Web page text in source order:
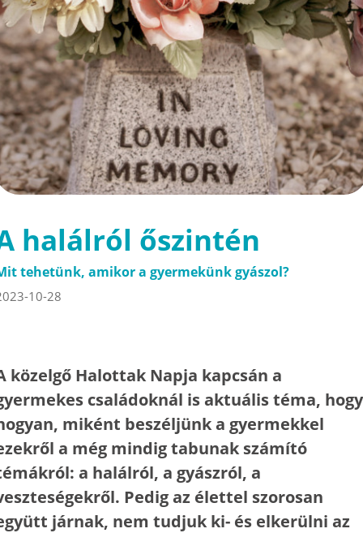
halálról őszintén
tehetünk, amikor a gyermekünk gyászol?
10-28
közelgő Halottak Napja kapcsán a
családoknál is aktuális téma, hogy
miként beszéljünk a gyermekkel
a még mindig tabunak számító
a halálról, a gyászról, a
Pedig az élettel szorosan
járnak, nem tudjuk ki- és elkerülni az